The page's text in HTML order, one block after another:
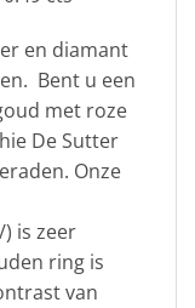
en diamant
Bent u een
met roze
De Sutter
Onze
is zeer
ring is
van